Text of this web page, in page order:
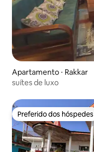
Apartamento ⋅ Rakkar
suítes de luxo
Preferido dos hóspedes
Preferido dos hóspedes